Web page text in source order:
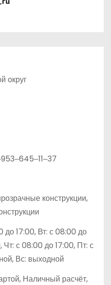
округ
конструкции,
17:00, Вт: с 08:00 до
с 08:00 до 17:00, Пт: с
Вс: выходной
Наличный расчёт,